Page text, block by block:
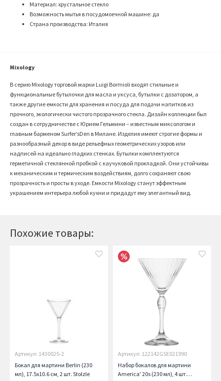
Похожие товары:
Артикул: 1430025-2
Бокал для мартини Berlin (230
мл), 17.5х10.6 см, 2 шт. Stolzle
Артикул: 122142GSE021990
Набор бокалов для мартини
America' 20s (230 мл), 4 шт.
Материал: хрустальное стекло
Возможность мытья в посудомоечной машине: да
Страна производства: Италия
Mixology
В серию Mixologyторговой марки Luigi Bormioli входят стильные и
функциональные бутылочки для масла и уксуса, бутылки с дозатором, а
также другие емкости для хранения и посуда для подачи напитков из
прочного, экологически чистого прозрачного стекла. Дизайн коллекции был
создан в сотрудничестве с Юрием Гельмини – известным миксологом и
главным барменом Surfer’sDen в Милане. Изделия имеют строгие формы и
разнообразный декор в виде рельефных геометрических узоров или
надписей на идеально гладких стенках. Бутылки комплектуются
герметичной стеклянной пробкой с каучуковой прокладкой. Они устойчивы
к механическим и термическим воздействиям, долго сохраняют свою
прозрачность и просты в уходе. Емкости Mixology станут эффектным
украшением интерьера любой кухни и придадут ему элегантный вид.